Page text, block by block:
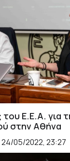
του Ε.Ε.Α. για
στην Αθήνα
24/05/2022, 23:27